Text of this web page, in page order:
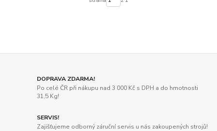
DOPRAVA ZDARMA!
Po celé ČR při nákupu nad 3 000 Kč s DPH a do hmotnosti
31,5 Kg!
SERVIS!
Zajišťujeme odborný záruční servis u nás zakoupených strojů!